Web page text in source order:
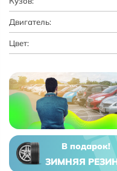
Двигатель:
Цвет:
В подарок!
ЗИМНЯЯ